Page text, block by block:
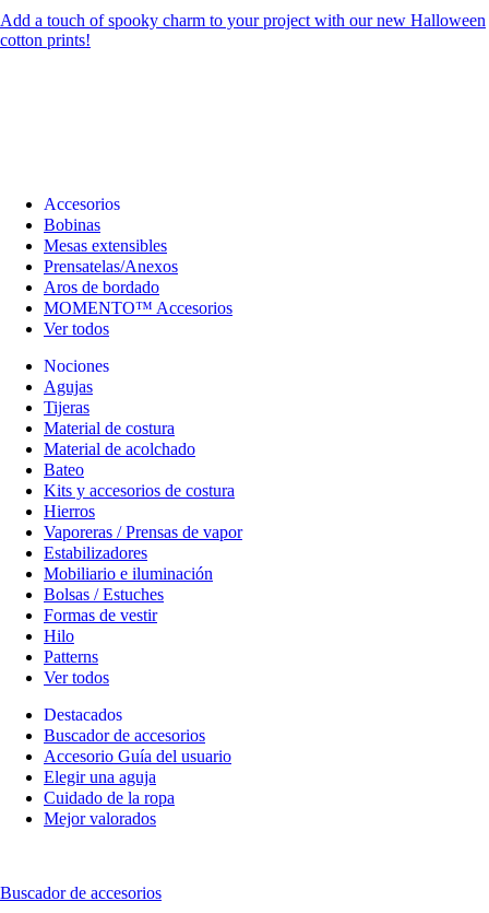
Add a touch of spooky charm to your project with our new Halloween
cotton prints!
Accesorios
Bobinas
Mesas extensibles
Prensatelas/Anexos
Aros de bordado
MOMENTO™ Accesorios
Ver todos
Nociones
Agujas
Tijeras
Material de costura
Material de acolchado
Bateo
Kits y accesorios de costura
Hierros
Vaporeras / Prensas de vapor
Estabilizadores
Mobiliario e iluminación
Bolsas / Estuches
Formas de vestir
Hilo
Patterns
Ver todos
Destacados
Buscador de accesorios
Accesorio Guía del usuario
Elegir una aguja
Cuidado de la ropa
Mejor valorados
Buscador de accesorios